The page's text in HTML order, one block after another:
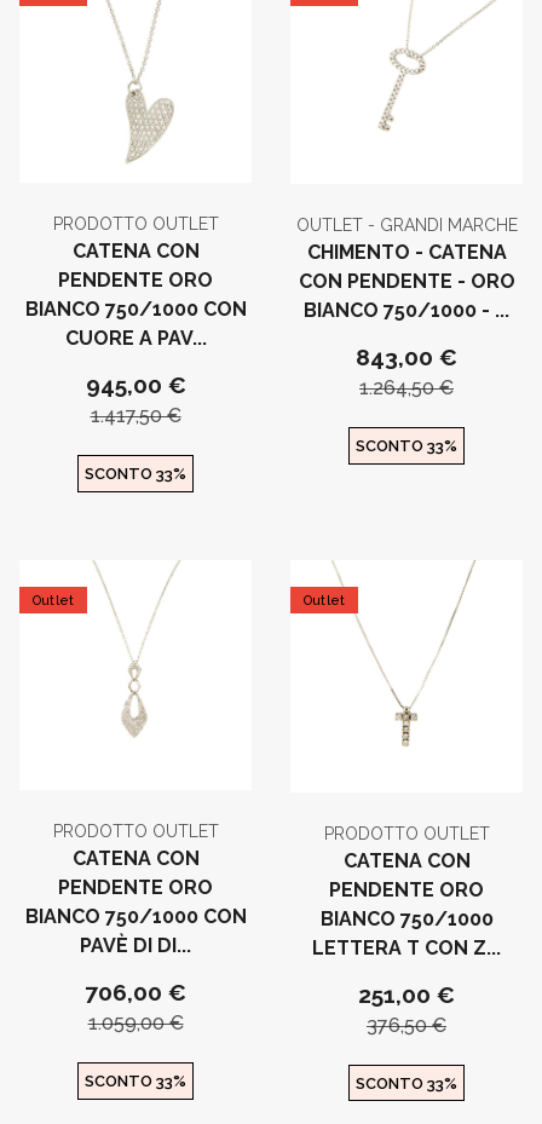
PRODOTTO OUTLET
CATENA CON
PENDENTE ORO
BIANCO 750/1000 CON
CUORE A PAV...
945,00 €
1.417,50 €
SCONTO 33%
OUTLET - GRANDI MARCHE
CHIMENTO - CATENA
CON PENDENTE - ORO
BIANCO 750/1000 - ...
843,00 €
1.264,50 €
SCONTO 33%
Outlet
PRODOTTO OUTLET
CATENA CON
PENDENTE ORO
BIANCO 750/1000 CON
PAVÈ DI DI...
706,00 €
1.059,00 €
SCONTO 33%
Outlet
PRODOTTO OUTLET
CATENA CON
PENDENTE ORO
BIANCO 750/1000
LETTERA T CON Z...
251,00 €
376,50 €
SCONTO 33%